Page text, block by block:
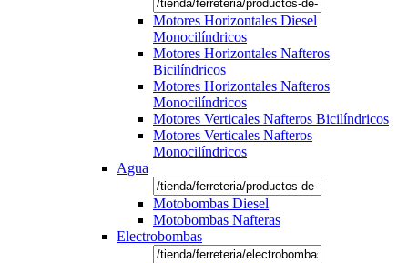
Motores Horizontales Diesel
Monocilíndricos
Motores Horizontales Nafteros
Bicilíndricos
Motores Horizontales Nafteros
Monocilíndricos
Motores Verticales Nafteros Bicilíndricos
Motores Verticales Nafteros
Monocilíndricos
Agua
Motobombas Diesel
Motobombas Nafteras
Electrobombas